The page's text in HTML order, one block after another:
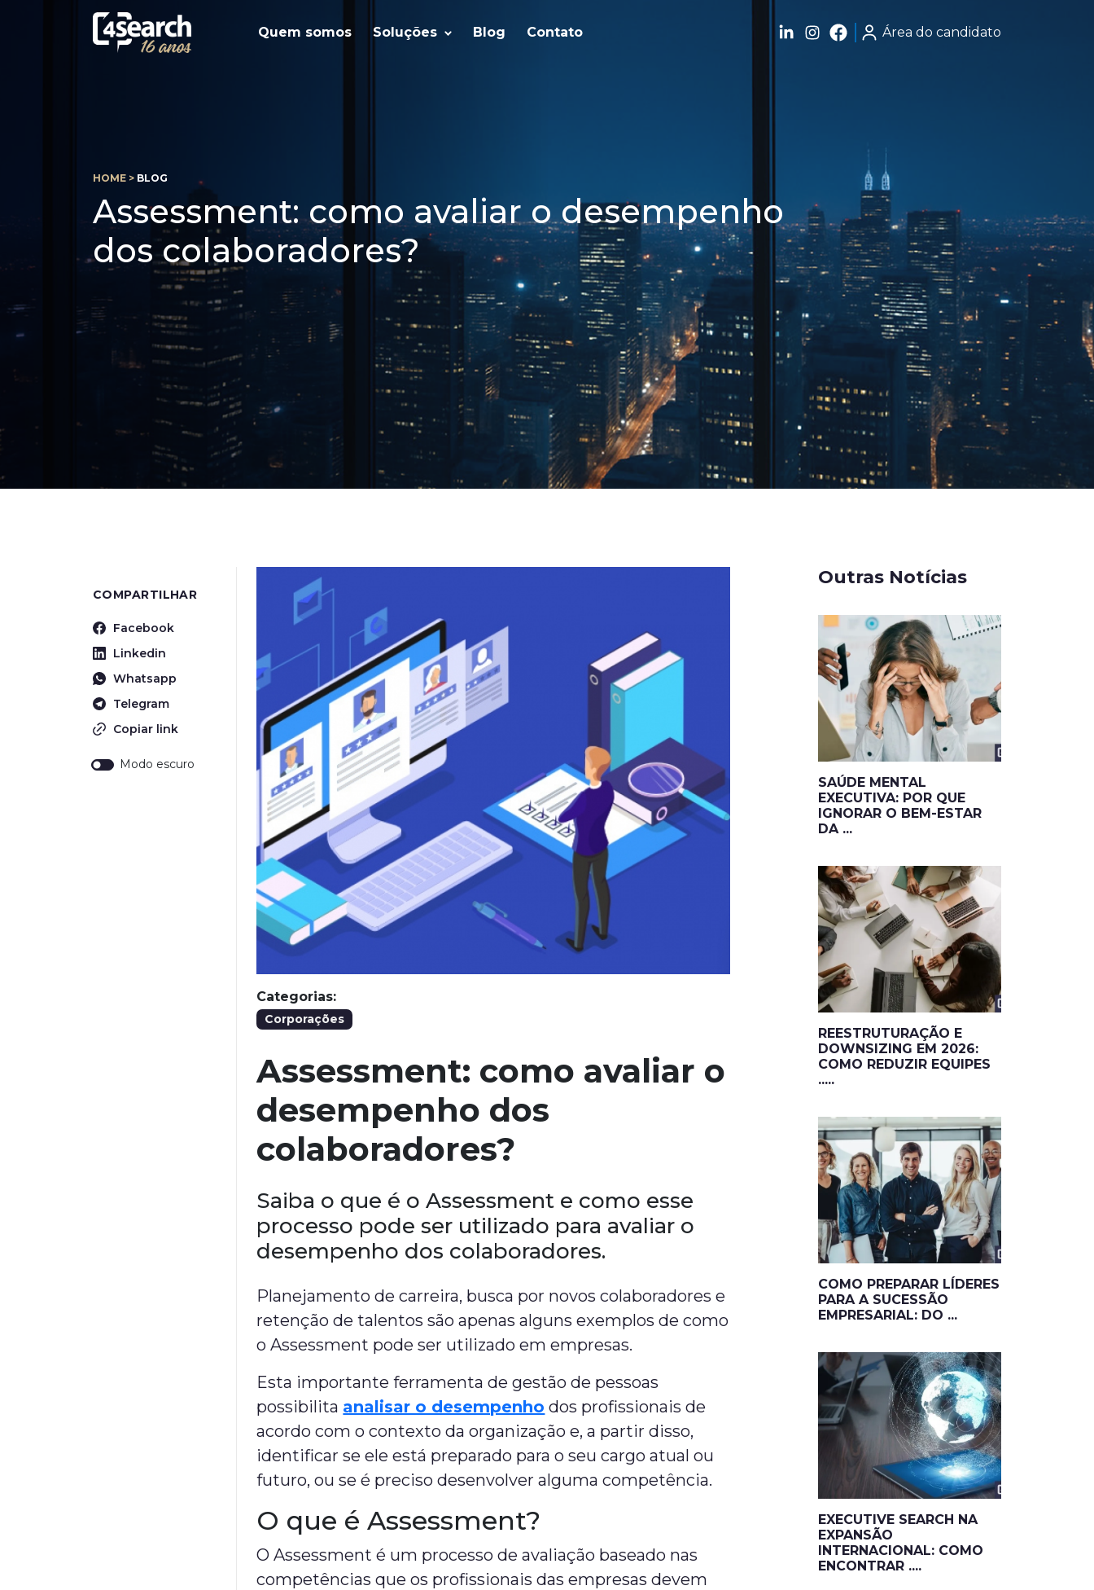
Quem somos Soluções Blog Contato Área do candidato
HOME > BLOG
Assessment: como avaliar o desempenho
dos colaboradores?
COMPARTILHAR
Facebook
Linkedin
Whatsapp
Telegram
Copiar link
Modo escuro
Categorias:
Corporações
Assessment: como avaliar o
desempenho dos
colaboradores?
Saiba o que é o Assessment e como esse
processo pode ser utilizado para avaliar o
desempenho dos colaboradores.
Planejamento de carreira, busca por novos colaboradores e
retenção de talentos são apenas alguns exemplos de como
o Assessment pode ser utilizado em empresas.
Esta importante ferramenta de gestão de pessoas
possibilita analisar o desempenho dos profissionais de
acordo com o contexto da organização e, a partir disso,
identificar se ele está preparado para o seu cargo atual ou
futuro, ou se é preciso desenvolver alguma competência.
O que é Assessment?
O Assessment é um processo de avaliação baseado nas
competências que os profissionais das empresas devem
Outras Notícias
SAÚDE MENTAL
EXECUTIVA: POR QUE
IGNORAR O BEM-ESTAR
DA ...
REESTRUTURAÇÃO E
DOWNSIZING EM 2026:
COMO REDUZIR EQUIPES
.....
COMO PREPARAR LÍDERES
PARA A SUCESSÃO
EMPRESARIAL: DO ...
EXECUTIVE SEARCH NA
EXPANSÃO
INTERNACIONAL: COMO
ENCONTRAR ....